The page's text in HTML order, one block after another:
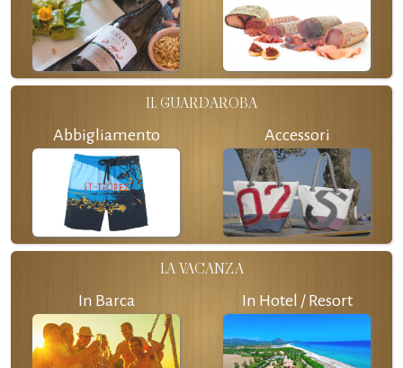
IL GUARDAROBA
Abbigliamento Accessori
LA VACANZA
In Barca In Hotel / Resort